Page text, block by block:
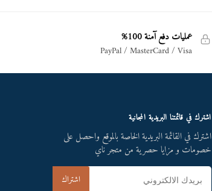
عمليات دفع آمنة 100%
PayPal / MasterCard / Visa
اشترك في قائمتنا البريدية المجانية
اشترك في القائمة البريدية الخاصة بالموقع واحصل على
خصومات و مزايا حصرية من متجر ناي